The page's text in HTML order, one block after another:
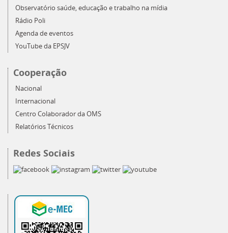
Observatório saúde, educação e trabalho na mídia
Rádio Poli
Agenda de eventos
YouTube da EPSJV
Cooperação
Nacional
Internacional
Centro Colaborador da OMS
Relatórios Técnicos
Redes Sociais